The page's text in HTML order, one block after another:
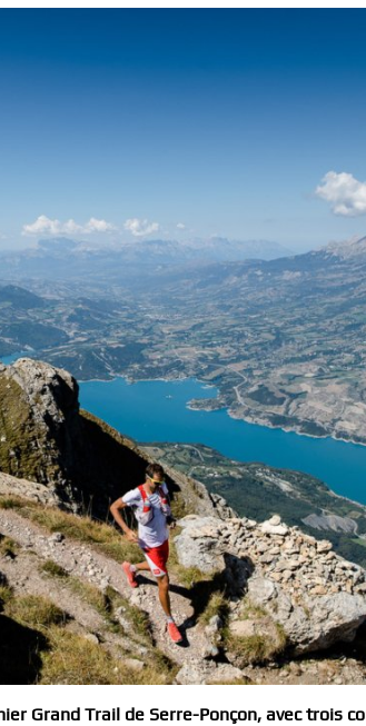
Grand Trail de Serre-Ponçon, avec trois